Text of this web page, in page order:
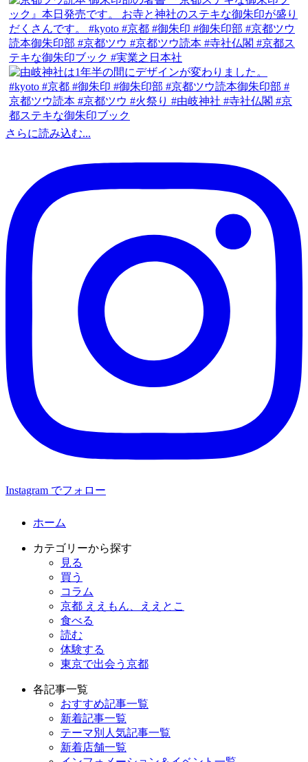
さらに読み込む...
Instagram でフォロー
ホーム
カテゴリーから探す
見る
買う
コラム
京都 ええもん、ええとこ
食べる
読む
体験する
東京で出会う京都
各記事一覧
おすすめ記事一覧
新着記事一覧
テーマ別人気記事一覧
新着店舗一覧